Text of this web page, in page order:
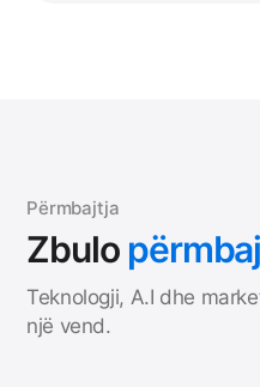
Përmbajtja
Zbulo
Teknologji, A.I dhe
një vend.